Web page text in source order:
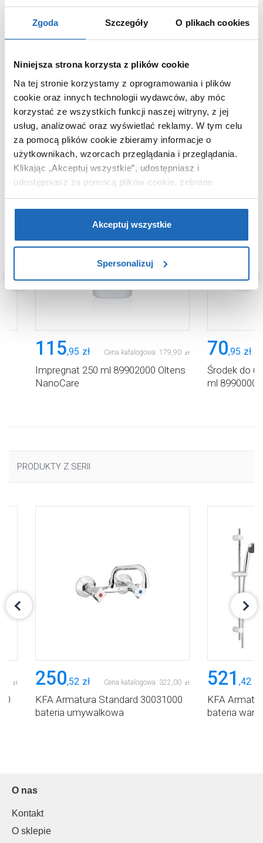
Zgoda Szczegóły O plikach cookies
Niniejsza strona korzysta z plików cookie
Na tej stronie korzystamy z oprogramowania i plików
cookie oraz innych technologii wydawców, aby móc
korzystać ze wszystkich funkcji naszej witryny, z jej
usług, analizować oraz wyświetlać reklamy. W tym celu
za pomocą plików cookie zbieramy informacje o
użytkownikach, wzorcach przeglądania i przeglądania.
Klikając „Akceptuj wszystkie”, udostępniasz i
udostępniasz za pomocą plików cookie, zebrane
informacje dla użytkowników zewnętrznych, a także nasi
partnerzy reklamowi.Jeśli chcesz, włącz „Tylko
wymagane pliki cookie”.Pamiętaj jednak, że
zablokowane niektóre pliki cookie mogą mieć wpływ na
Aby uzyskać więcej informacji na temat plików plików
plikach cookie”.
Akceptuj wszystkie
Spersonalizuj
opakowaniem
Dane producenta
Zobacz
WARTO DOKUPIĆ
115,95 zł Cena katalogowa: 179,90 zł
Impregnat 250 ml 89902000 Oltens
NanoCare
70,95 zł
Środek do
ml
PRODUKTY Z SERII
zł 250,52 zł Cena katalogowa: 322 00 zł
KFA Armatura Standard 30031000
bateria umywalkowa
521 ,42
KFA
bateria
O nas
Kontakt
O sklepie